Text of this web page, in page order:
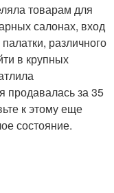
товарам для
салонах, вход
различного
в крупных
продавалась за 35
к этому еще
состояние.